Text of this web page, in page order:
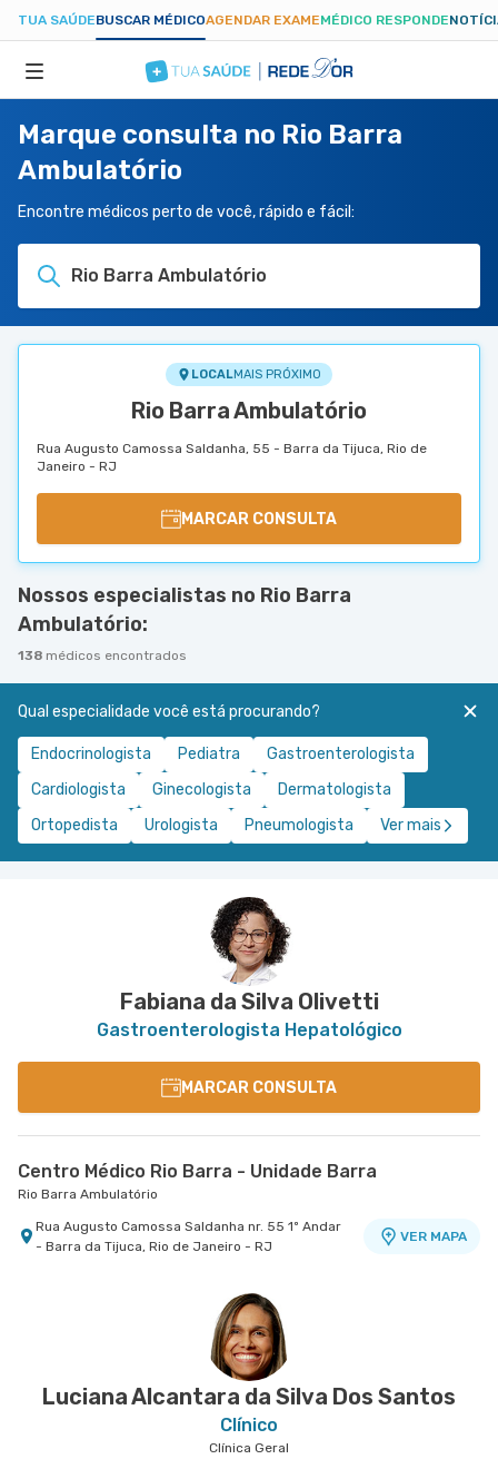
TUA SAÚDEBUSCAR MÉDICOAGENDAR EXAMEMÉDICO RESPONDE
ESPECIALIDADES
HOSPITAIS
TUASAUDE.COM
Marque consulta no Rio Barra
Ambulatório
Encontre médicos perto de você, rápido e fácil:
Rio Barra Ambulatório
LOCALMAIS PRÓXIMO
Rio Barra Ambulatório
Rua Augusto Camossa Saldanha, 55 - Barra da Tijuca, Rio de
Janeiro - RJ
MARCAR CONSULTA
Nossos especialistas no Rio Barra
Ambulatório:
138 médicos encontrados
Qual especialidade você está procurando?
Endocrinologista Pediatra
Gastroenterologista
Cardiologista
Ginecologista
Dermatologista
Ortopedista
Urologista Pneumologista Ver mais
Fabiana da Silva Olivetti
Gastroenterologista Hepatológico
MARCAR CONSULTA
Centro Médico Rio Barra - Unidade Barra
Rio Barra Ambulatório
Rua Augusto Camossa Saldanha nr. 55 1º Andar
- Barra da Tijuca, Rio de Janeiro - RJ
VER MAPA
Luciana Alcantara da Silva Dos Santos
Clínico
Clínica Geral